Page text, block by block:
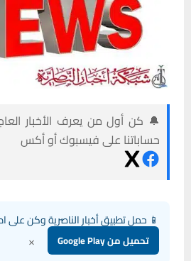
🔔 كن أول من يعرف الأخبار
حساباتنا على فيسبوك أو أكس
📱 حمل تطبيق أخبار الناصرية وكن على
تحميل من Google Play ×